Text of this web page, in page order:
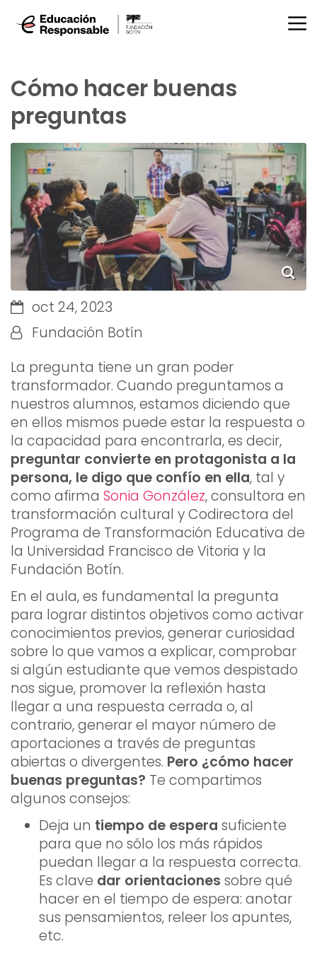
Cómo hacer buenas
preguntas
oct 24, 2023
Fundación Botín
La pregunta tiene un gran poder
transformador. Cuando preguntamos a
nuestros alumnos, estamos diciendo que
en ellos mismos puede estar la respuesta o
la capacidad para encontrarla, es decir,
preguntar convierte en protagonista a la
persona, le digo que confío en ella, tal y
como afirma Sonia González, consultora en
transformación cultural y Codirectora del
Programa de Transformación Educativa de
la Universidad Francisco de Vitoria y la
Fundación Botín.
En el aula, es fundamental la pregunta
para lograr distintos objetivos como activar
conocimientos previos, generar curiosidad
sobre lo que vamos a explicar, comprobar
si algún estudiante que vemos despistado
nos sigue, promover la reflexión hasta
llegar a una respuesta cerrada o, al
contrario, generar el mayor número de
aportaciones a través de preguntas
abiertas o divergentes. Pero ¿cómo hacer
buenas preguntas? Te compartimos
algunos consejos:
Deja un tiempo de espera suficiente
para que no sólo los más rápidos
puedan llegar a la respuesta correcta.
Es clave dar orientaciones sobre qué
hacer en el tiempo de espera: anotar
sus pensamientos, releer los apuntes,
etc.